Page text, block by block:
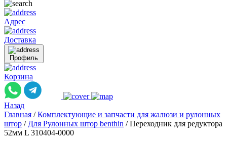
Адрес
Доставка
Профиль
Корзина
Назад
Главная / Комплектующие и запчасти для жалюзи и рулонных
штор / Для Рулонных штор benthin / Переходник для редуктора
52мм L 310404-0000